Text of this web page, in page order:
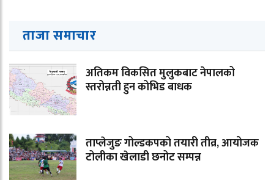
ताजा समाचार
अतिकम विकसित मुलुकबाट नेपालको
स्तरोन्नती हुन कोभिड बाधक
ताप्लेजुङ गोल्डकपको तयारी तीव्र, आयोजक
टोलीका खेलाडी छनोट सम्पन्न